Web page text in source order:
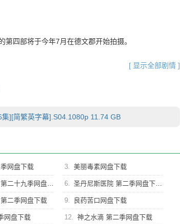
四部将于今年7月在德文郡开始拍摄。
[ 显示全部剧情 ]
][简繁英字幕].S04.1080p 11.74 GB
网盘下载 3. 美丽毒素网盘下载
十九季网盘下载 6. 圣丹尼斯医院 第二季网盘下载
二季网盘下载 9. 良药苦口网盘下载
网盘下载 12. 神之水滴 第二季网盘下载